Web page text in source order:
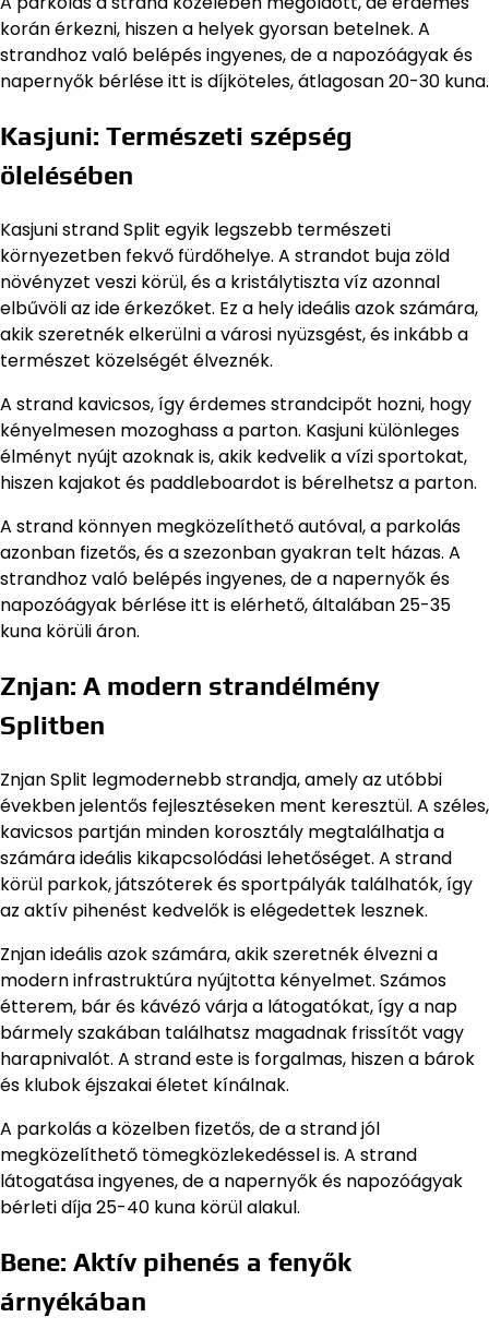
korán érkezni, hiszen a helyek gyorsan betelnek. A
strandhoz való belépés ingyenes, de a napozóágyak és
napernyők bérlése itt is díjköteles, átlagosan 20-30 kuna.
Kasjuni: Természeti szépség
ölelésében
Kasjuni strand Split egyik legszebb természeti
környezetben fekvő fürdőhelye. A strandot buja zöld
növényzet veszi körül, és a kristálytiszta víz azonnal
elbűvöli az ide érkezőket. Ez a hely ideális azok számára,
akik szeretnék elkerülni a városi nyüzsgést, és inkább a
természet közelségét élveznék.
A strand kavicsos, így érdemes strandcipőt hozni, hogy
kényelmesen mozoghass a parton. Kasjuni különleges
élményt nyújt azoknak is, akik kedvelik a vízi sportokat,
hiszen kajakot és paddleboardot is bérelhetsz a parton.
A strand könnyen megközelíthető autóval, a parkolás
azonban fizetős, és a szezonban gyakran telt házas. A
strandhoz való belépés ingyenes, de a napernyők és
napozóágyak bérlése itt is elérhető, általában 25-35
kuna körüli áron.
Znjan: A modern strandélmény
Splitben
Znjan Split legmodernebb strandja, amely az utóbbi
években jelentős fejlesztéseken ment keresztül. A széles,
kavicsos partján minden korosztály megtalálhatja a
számára ideális kikapcsolódási lehetőséget. A strand
körül parkok, játszóterek és sportpályák találhatók, így
az aktív pihenést kedvelők is elégedettek lesznek.
Znjan ideális azok számára, akik szeretnék élvezni a
modern infrastruktúra nyújtotta kényelmet. Számos
étterem, bár és kávézó várja a látogatókat, így a nap
bármely szakában találhatsz magadnak frissítőt vagy
harapnivalót. A strand este is forgalmas, hiszen a bárok
és klubok éjszakai életet kínálnak.
A parkolás a közelben fizetős, de a strand jól
megközelíthető tömegközlekedéssel is. A strand
látogatása ingyenes, de a napernyők és napozóágyak
bérleti díja 25-40 kuna körül alakul.
Bene: Aktív pihenés a fenyők
árnyékában